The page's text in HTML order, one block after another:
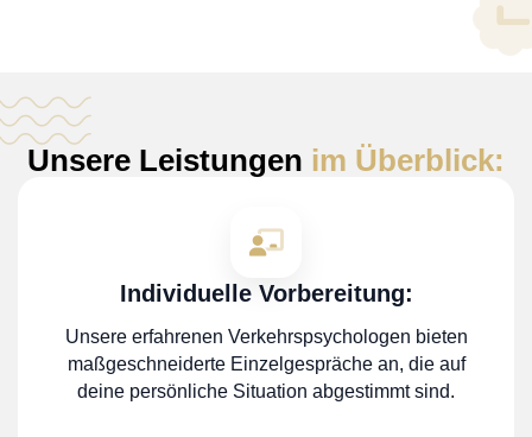
Unsere Leistungen im Überblick:
Individuelle Vorbereitung:
Unsere erfahrenen Verkehrspsychologen bieten
maßgeschneiderte Einzelgespräche an, die auf
deine persönliche Situation abgestimmt sind.